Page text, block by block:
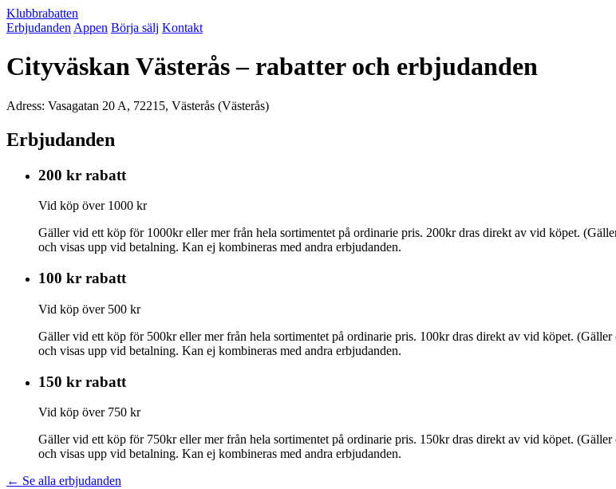
Klubbrabatten
Erbjudanden Appen Börja sälj Kontakt
Cityväskan Västerås – rabatter och erbjudanden
Adress: Vasagatan 20 A, 72215, Västerås (Västerås)
Erbjudanden
200 kr rabatt
Vid köp över 1000 kr
Gäller vid ett köp för 1000kr eller mer från hela sortimentet på ordinarie pris. 200kr dras direkt av vid köpet.
och visas upp vid betalning. Kan ej kombineras med andra erbjudanden.
100 kr rabatt
Vid köp över 500 kr
Gäller vid ett köp för 500kr eller mer från hela sortimentet på ordinarie pris. 100kr dras direkt av vid köpet.
och visas upp vid betalning. Kan ej kombineras med andra erbjudanden.
150 kr rabatt
Vid köp över 750 kr
Gäller vid ett köp för 750kr eller mer från hela sortimentet på ordinarie pris. 150kr dras direkt av vid köpet.
och visas upp vid betalning. Kan ej kombineras med andra erbjudanden.
← Se alla erbjudanden